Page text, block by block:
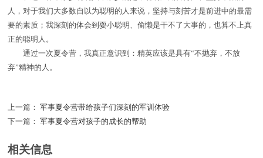
人，对于我们大多数自以为聪明的人来说，坚持与刻苦才是前进中的最需
要的素质；我深刻的体会到耍小聪明、偷懒是干不了大事的，也算不上真
正的聪明人。
通过一次夏令营，我真正意识到：精英应该是具有“不抛弃，不放
弃”精神的人。
上一篇： 军事夏令营带给孩子们深刻的军训体验
下一篇： 军事夏令营对孩子的成长的帮助
相关信息